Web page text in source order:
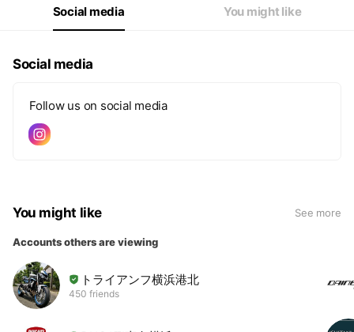
Social media You might like
Social media
Follow us on social media
You might like See more
Accounts others are viewing
トライアンフ横浜港北
450 friends